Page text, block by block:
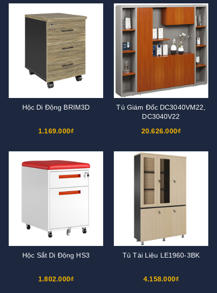
Hộc Di Động BRIM3D
1.169.000₫
Tủ Giám Đốc DC3040VM22,
DC3040V22
20.626.000₫
Hộc Sắt Di Động HS3
1.802.000₫
Tủ Tài Liệu LE1960-3BK
4.158.000₫